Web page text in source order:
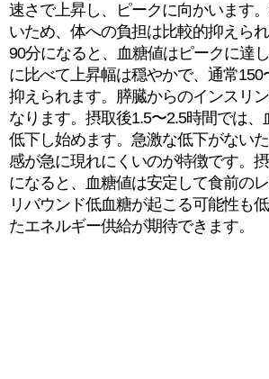
速さで上昇し、ピークに向かいます
いため、体への負担は比較的抑えら
90分になると、血糖値はピークに達
に比べて上昇幅は穏やかで、通常150
抑えられます。膵臓からのインスリ
なります。摂取後1.5〜2.5時間では
低下し始めます。急激な低下がない
感が急に現れにくいのが特徴です。
になると、血糖値は安定して食前のレ
リバウンド低血糖が起こる可能性も
たエネルギー供給が期待できます。